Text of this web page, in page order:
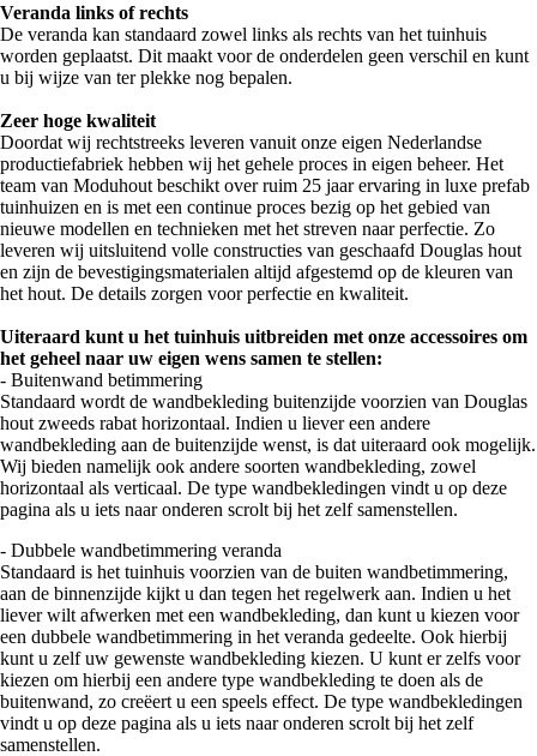
Veranda links of rechts
De veranda kan standaard zowel links als rechts van het tuinhuis
worden geplaatst. Dit maakt voor de onderdelen geen verschil en kunt
u bij wijze van ter plekke nog bepalen.
Zeer hoge kwaliteit
Doordat wij rechtstreeks leveren vanuit onze eigen Nederlandse
productiefabriek hebben wij het gehele proces in eigen beheer. Het
team van Moduhout beschikt over ruim 25 jaar ervaring in luxe prefab
tuinhuizen en is met een continue proces bezig op het gebied van
nieuwe modellen en technieken met het streven naar perfectie. Zo
leveren wij uitsluitend volle constructies van geschaafd Douglas hout
en zijn de bevestigingsmaterialen altijd afgestemd op de kleuren van
het hout. De details zorgen voor perfectie en kwaliteit.
Uiteraard kunt u het tuinhuis uitbreiden met onze accessoires om
het geheel naar uw eigen wens samen te stellen:
- Buitenwand betimmering
Standaard wordt de wandbekleding buitenzijde voorzien van Douglas
hout zweeds rabat horizontaal. Indien u liever een andere
wandbekleding aan de buitenzijde wenst, is dat uiteraard ook mogelijk.
Wij bieden namelijk ook andere soorten wandbekleding, zowel
horizontaal als verticaal. De type wandbekledingen vindt u op deze
pagina als u iets naar onderen scrolt bij het zelf samenstellen.
- Dubbele wandbetimmering veranda
Standaard is het tuinhuis voorzien van de buiten wandbetimmering,
aan de binnenzijde kijkt u dan tegen het regelwerk aan. Indien u het
liever wilt afwerken met een wandbekleding, dan kunt u kiezen voor
een dubbele wandbetimmering in het veranda gedeelte. Ook hierbij
kunt u zelf uw gewenste wandbekleding kiezen. U kunt er zelfs voor
kiezen om hierbij een andere type wandbekleding te doen als de
buitenwand, zo creëert u een speels effect. De type wandbekledingen
vindt u op deze pagina als u iets naar onderen scrolt bij het zelf
samenstellen.